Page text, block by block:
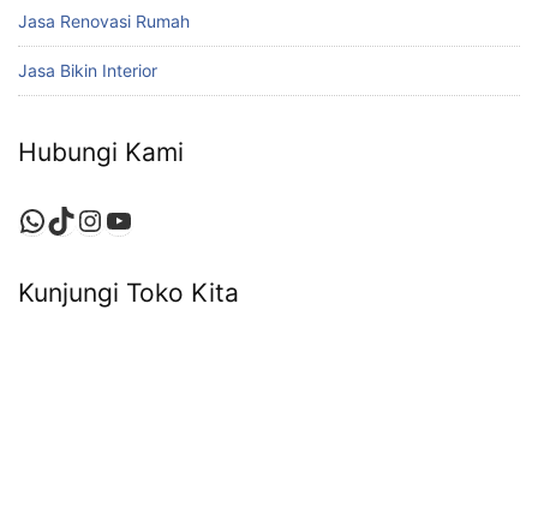
Jasa Renovasi Rumah
Jasa Bikin Interior
Hubungi Kami
Kunjungi Toko Kita